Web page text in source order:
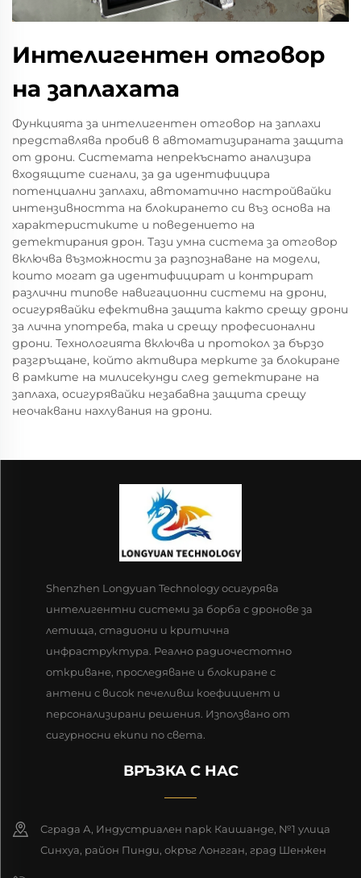
Интелигентен отговор
на заплахата
Функцията за интелигентен отговор на заплахи
представлява пробив в автоматизираната защита
от дрони. Системата непрекъснато анализира
входящите сигнали, за да идентифицира
потенциални заплахи, автоматично настройвайки
интензивността на блокирането си въз основа на
характеристиките и поведението на
детектирания дрон. Тази умна система за отговор
включва възможности за разпознаване на модели,
които могат да идентифицират и контрират
различни типове навигационни системи на дрони,
осигурявайки ефективна защита както срещу дрони
за лична употреба, така и срещу професионални
дрони. Технологията включва и протокол за бързо
разгръщане, който активира мерките за блокиране
в рамките на милисекунди след детектиране на
заплаха, осигурявайки незабавна защита срещу
неочаквани нахлувания на дрони.
Shenzhen Longyuan Technology осигурява
интелигентни системи за борба с дронове за
летища, стадиони и критична
инфраструктура. Реално радиочестотно
откриване, проследяване и блокиране с
антени с висок печеливш коефициент и
персонализирани решения. Използвано от
сигурносни екипи по света.
ВРЪЗКА С НАС
Сграда А, Индустриален парк Каишанде, №1 улица
Синхуа, район Пинди, окръг Лонгган, град Шенжен